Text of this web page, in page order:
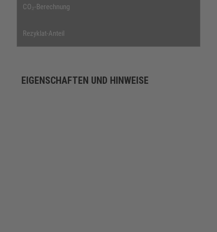
CO₂-Berechnung
Rezyklat-Anteil
EIGENSCHAFTEN UND HINWEISE